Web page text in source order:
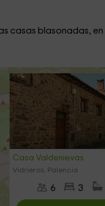
casas blasonadas, en
Casa Valdenievas
Vidrieros, Palencia
6 3